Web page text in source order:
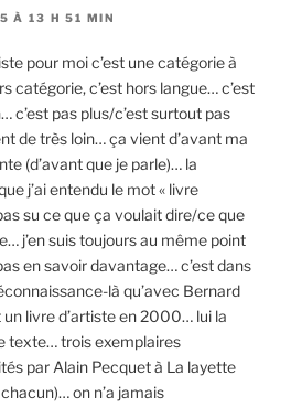
À 13 H 51 MIN
pour moi c’est une catégorie à
catégorie, c’est hors langue… c’est
c’est pas plus/c’est surtout pas
de très loin… ça vient d’avant ma
(d’avant que je parle)… la
j’ai entendu le mot « livre
su ce que ça voulait dire/ce que
j’en suis toujours au même point
en savoir davantage… c’est dans
là qu’avec Bernard
livre d’artiste en 2000… lui la
texte… trois exemplaires
par Alain Pecquet à La layette
on n’a jamais